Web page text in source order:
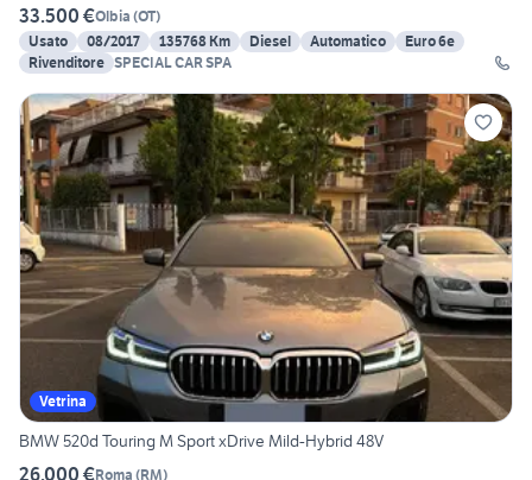
33.500 €Olbia (OT)
Usato
08/2017 135768 Km Diesel Automatico
Euro 6e
Rivenditore SPECIAL CAR SPA
Vetrina
BMW 520d Touring M Sport xDrive Mild-Hybrid 48V
26.000 €Roma (RM)